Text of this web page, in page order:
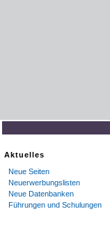
Aktuelles
Neue Seiten
Neuerwerbungslisten
Neue Datenbanken
Führungen und Schulungen